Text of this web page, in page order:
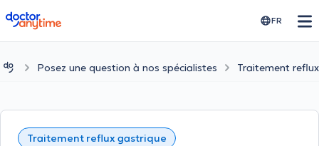
doctoranytime FR
Posez une question à nos spécialistes Traitement
Traitement reflux gastrique